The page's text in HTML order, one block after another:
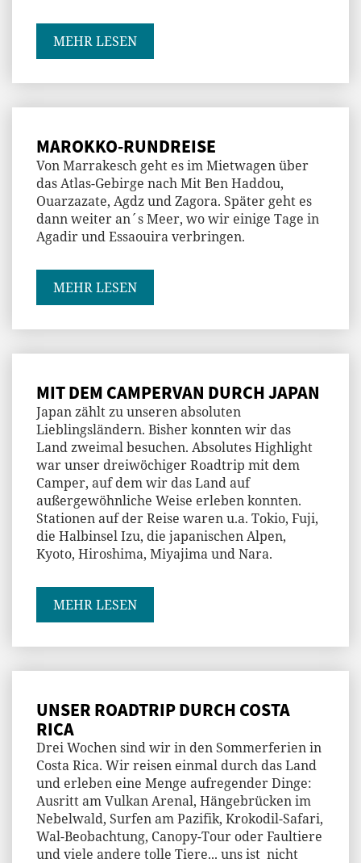
MEHR LESEN
MAROKKO-RUNDREISE
Von Marrakesch geht es im Mietwagen über
das Atlas-Gebirge nach Mit Ben Haddou,
Ouarzazate, Agdz und Zagora. Später geht es
dann weiter an´s Meer, wo wir einige Tage in
Agadir und Essaouira verbringen.
MEHR LESEN
MIT DEM CAMPERVAN DURCH JAPAN
Japan zählt zu unseren absoluten
Lieblingsländern. Bisher konnten wir das
Land zweimal besuchen. Absolutes Highlight
war unser dreiwöchiger Roadtrip mit dem
Camper, auf dem wir das Land auf
außergewöhnliche Weise erleben konnten.
Stationen auf der Reise waren u.a. Tokio, Fuji,
die Halbinsel Izu, die japanischen Alpen,
Kyoto, Hiroshima, Miyajima und Nara.
MEHR LESEN
UNSER ROADTRIP DURCH COSTA
RICA
Drei Wochen sind wir in den Sommerferien in
Costa Rica. Wir reisen einmal durch das Land
und erleben eine Menge aufregender Dinge:
Ausritt am Vulkan Arenal, Hängebrücken im
Nebelwald, Surfen am Pazifik, Krokodil-Safari,
Wal-Beobachtung, Canopy-Tour oder Faultiere
und viele andere tolle Tiere... uns ist nicht